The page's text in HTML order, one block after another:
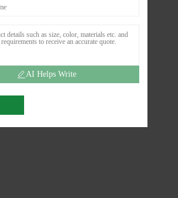
AI Helps Write